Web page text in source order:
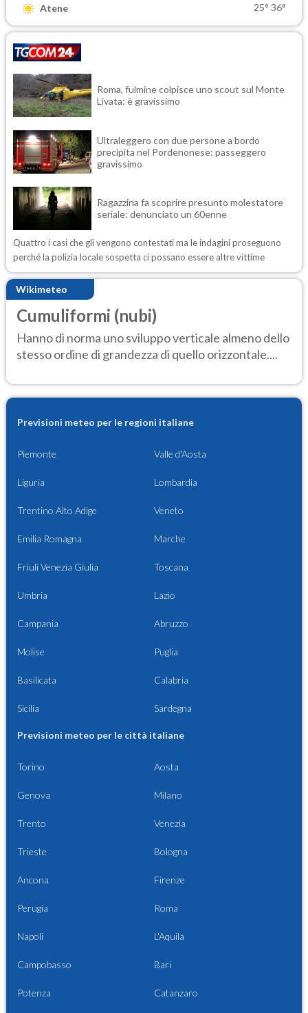
Atene 25° 36°
Roma, fulmine colpisce uno scout sul Monte
Livata: è gravissimo
Ultraleggero con due persone a bordo
precipita nel Pordenonese: passeggero
gravissimo
Ragazzina fa scoprire presunto molestatore
seriale: denunciato un 60enne
Quattro i casi che gli vengono contestati ma le indagini proseguono
perché la polizia locale sospetta ci possano essere altre vittime
Wikimeteo
Cumuliformi (nubi)
Hanno di norma uno sviluppo verticale almeno dello
stesso ordine di grandezza di quello orizzontale....
Previsioni meteo per le regioni italiane
Piemonte Valle d'Aosta
Liguria Lombardia
Trentino Alto Adige Veneto
Emilia Romagna Marche
Friuli Venezia Giulia Toscana
Umbria Lazio
Campania Abruzzo
Molise Puglia
Basilicata Calabria
Sicilia Sardegna
Previsioni meteo per le città italiane
Torino Aosta
Genova Milano
Trento Venezia
Trieste Bologna
Ancona Firenze
Perugia Roma
Napoli L'Aquila
Campobasso Bari
Potenza Catanzaro